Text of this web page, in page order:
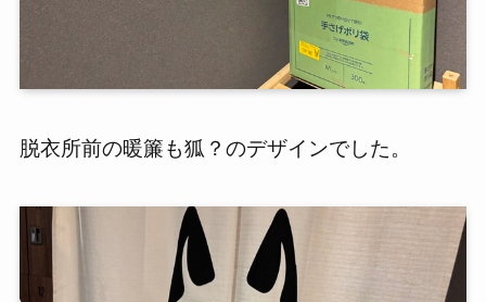
脱衣所前の暖簾も狐？のデザインでした。